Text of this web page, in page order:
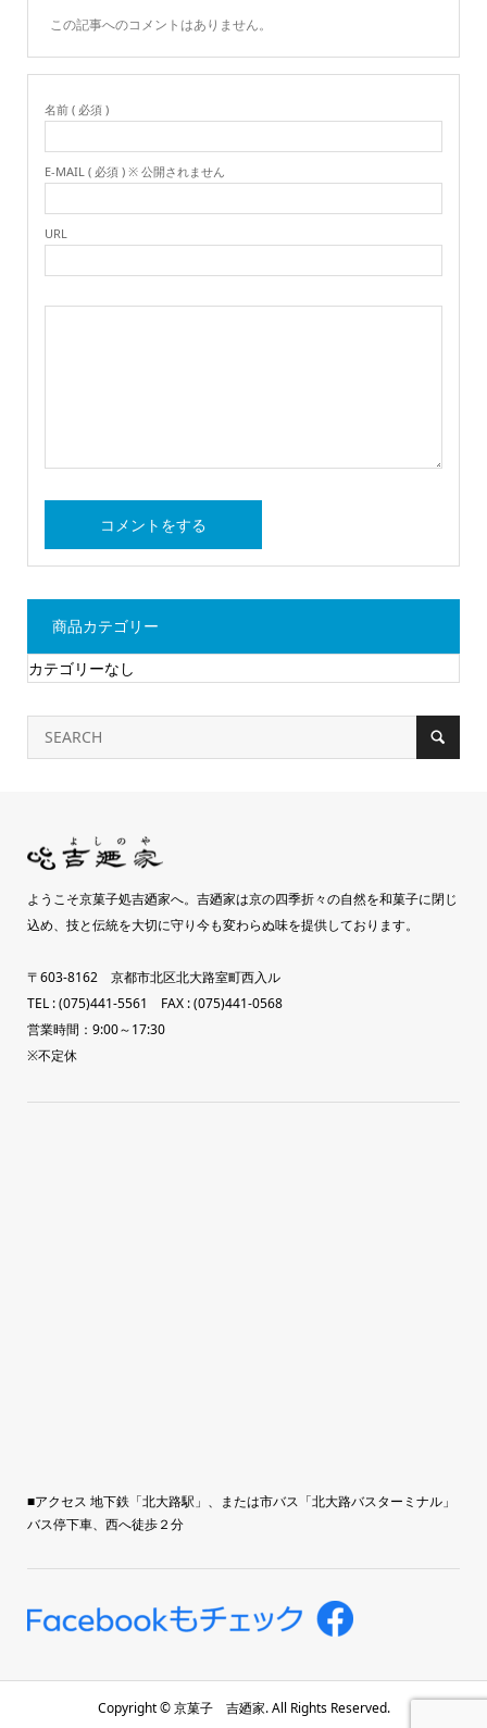
この記事へのコメントはありません。
名前 ( 必須 )
E-MAIL ( 必須 ) ※ 公開されません
URL
商品カテゴリー
カテゴリーなし
ようこそ京菓子処吉廼家へ。吉廼家は京の四季折々の自然を和菓子に閉じ
込め、技と伝統を大切に守り今も変わらぬ味を提供しております。
〒603-8162 京都市北区北大路室町西入ル
TEL : (075)441-5561 FAX : (075)441-0568
営業時間：9:00～17:30
※不定休
■アクセス 地下鉄「北大路駅」、または市バス「北大路バスターミナル」
バス停下車、西へ徒歩２分
Copyright ©京菓子 吉廼家. All Rights Reserved.